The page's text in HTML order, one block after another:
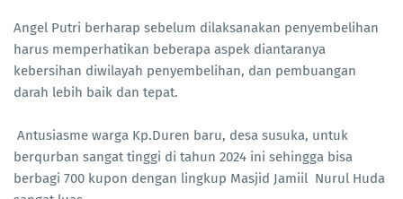
Angel Putri berharap sebelum dilaksanakan penyembelihan
harus memperhatikan beberapa aspek diantaranya
kebersihan diwilayah penyembelihan, dan pembuangan
darah lebih baik dan tepat.
Antusiasme warga Kp.Duren baru, desa susuka, untuk
berqurban sangat tinggi di tahun 2024 ini sehingga bisa
berbagi 700 kupon dengan lingkup Masjid Jamiil Nurul Huda